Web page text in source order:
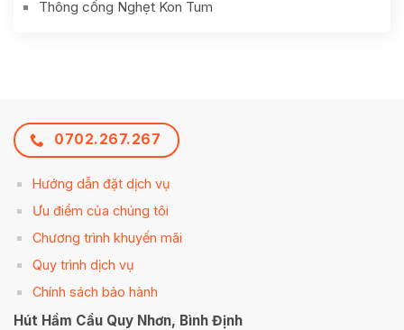
Thông cống Nghẹt Kon Tum
0702.267.267
Hướng dẫn đặt dịch vụ
Ưu điểm của chúng tôi
Chương trình khuyến mãi
Quy trình dịch vụ
Chính sách bảo hành
Hút Hầm Cầu Quy Nhơn, Bình Định